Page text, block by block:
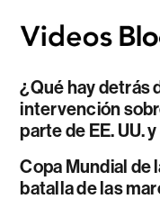
¿Qué hay detrás
intervención
parte de EE. UU.
Copa Mundial de
batalla de las